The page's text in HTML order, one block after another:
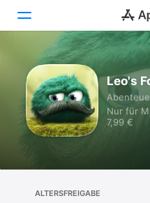
Entdecken
Arcade
Erstellen
Leo's
Nur für
7,99 €
ALTERSFREIGABE